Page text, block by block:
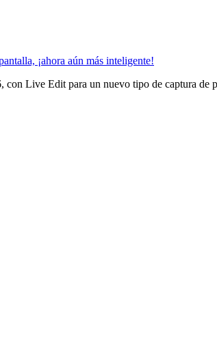
¡ahora aún más inteligente!
con Live Edit para un nuevo tipo de captura de